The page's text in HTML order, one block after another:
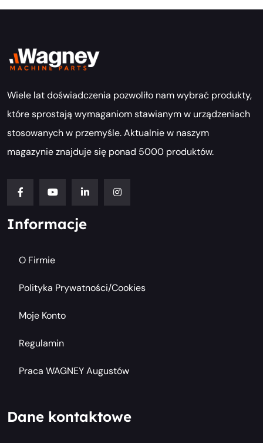
Wiele lat doświadczenia pozwoliło nam wybrać produkty,
które sprostają wymaganiom stawianym w urządzeniach
stosowanych w przemyśle. Aktualnie w naszym
magazynie znajduje się ponad 5000 produktów.
Informacje
O Firmie
Polityka Prywatności/cookies
Moje Konto
Regulamin
Praca WAGNEY Augustów
Dane kontaktowe